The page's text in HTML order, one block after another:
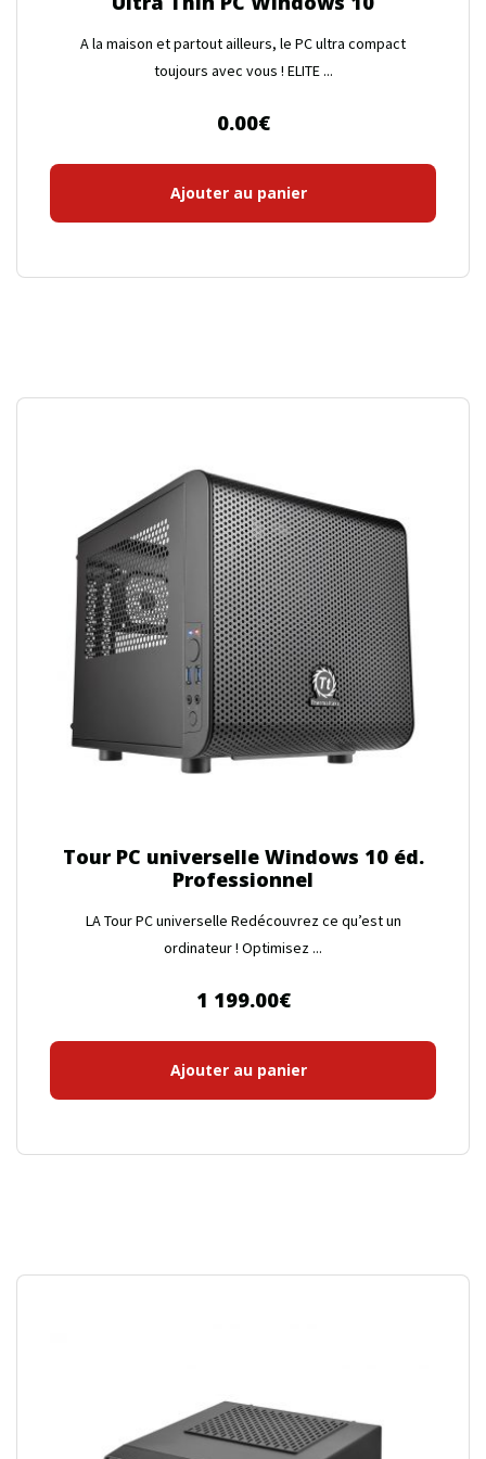
A la maison et partout ailleurs, le PC ultra compact
toujours avec vous ! ELITE ...
0.00€
Ajouter au panier
Tour PC universelle Windows 10 éd.
Professionnel
LA Tour PC universelle Redécouvrez ce qu’est un
ordinateur ! Optimisez ...
1 199.00€
Ajouter au panier